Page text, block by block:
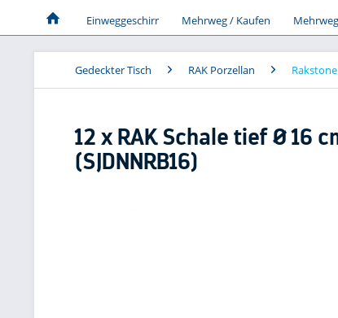
Einweggeschirr Mehrweg / Kaufen
Gedeckter Tisch RAK Porzellan
12 x RAK Schale tief Ø 16
(SJDNNRB16)